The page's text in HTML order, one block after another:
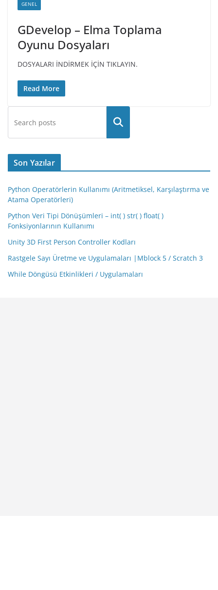
GENEL
GDevelop – Elma Toplama
Oyunu Dosyaları
DOSYALARI İNDİRMEK İÇİN TIKLAYIN.
Read More
Son Yazılar
Python Operatörlerin Kullanımı (Aritmetiksel, Karşılaştırma ve
Atama Operatörleri)
Python Veri Tipi Dönüşümleri – int( ) str( ) float( )
Fonksiyonlarının Kullanımı
Unity 3D First Person Controller Kodları
Rastgele Sayı Üretme ve Uygulamaları |Mblock 5 / Scratch 3
While Döngüsü Etkinlikleri / Uygulamaları